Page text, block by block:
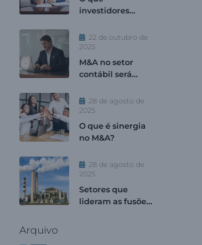
investidores
escritórios de
contabilidade?
22 de outubro de
2025
M&A no setor
contábil será
destaque no
maior evento de
gestão contábil
prática do Brasil
28 de agosto de
2025
O que é sinergia
no M&A?
28 de agosto de
2025
Setores que
lideram as fusões
Arquivo